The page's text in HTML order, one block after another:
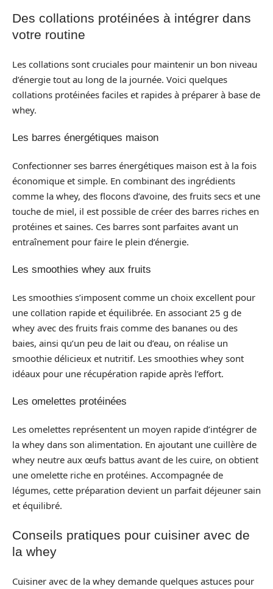
Des collations protéinées à intégrer dans
votre routine
Les collations sont cruciales pour maintenir un bon niveau
d’énergie tout au long de la journée. Voici quelques
collations protéinées faciles et rapides à préparer à base de
whey.
Les barres énergétiques maison
Confectionner ses barres énergétiques maison est à la fois
économique et simple. En combinant des ingrédients
comme la whey, des flocons d’avoine, des fruits secs et une
touche de miel, il est possible de créer des barres riches en
protéines et saines. Ces barres sont parfaites avant un
entraînement pour faire le plein d’énergie.
Les smoothies whey aux fruits
Les smoothies s’imposent comme un choix excellent pour
une collation rapide et équilibrée. En associant 25 g de
whey avec des fruits frais comme des bananes ou des
baies, ainsi qu’un peu de lait ou d’eau, on réalise un
smoothie délicieux et nutritif. Les smoothies whey sont
idéaux pour une récupération rapide après l’effort.
Les omelettes protéinées
Les omelettes représentent un moyen rapide d’intégrer de
la whey dans son alimentation. En ajoutant une cuillère de
whey neutre aux œufs battus avant de les cuire, on obtient
une omelette riche en protéines. Accompagnée de
légumes, cette préparation devient un parfait déjeuner sain
et équilibré.
Conseils pratiques pour cuisiner avec de
la whey
Cuisiner avec de la whey demande quelques astuces pour